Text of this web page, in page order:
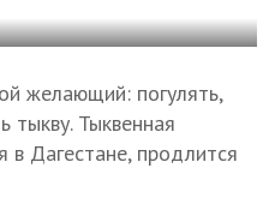
желающий: погулять,
тыкву. Тыквенная
в Дагестане, продлится